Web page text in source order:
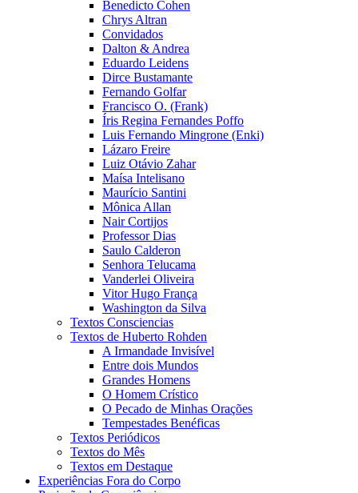
Benedicto Cohen
Chrys Altran
Convidados
Dalton & Andrea
Eduardo Leidens
Dirce Bustamante
Fernando Golfar
Francisco O. (Frank)
Íris Regina Fernandes Poffo
Luis Fernando Mingrone (Enki)
Lázaro Freire
Luiz Otávio Zahar
Maísa Intelisano
Maurício Santini
Mônica Allan
Nair Cortijos
Professor Dias
Saulo Calderon
Senhora Telucama
Vanderlei Oliveira
Vitor Hugo França
Washington da Silva
Textos Consciencias
Textos de Huberto Rohden
A Irmandade Invisível
Entre dois Mundos
Grandes Homens
O Homem Crístico
O Pecado de Minhas Orações
Tempestades Benéficas
Textos Periódicos
Textos do Mês
Textos em Destaque
Experiências Fora do Corpo